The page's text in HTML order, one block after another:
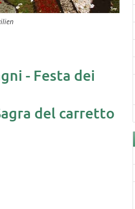
- Festa dei
del carretto